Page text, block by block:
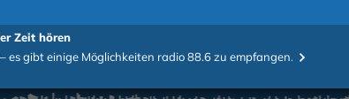
Zeit hören
es gibt einige Möglichkeiten radio 88.6 zu empfangen.